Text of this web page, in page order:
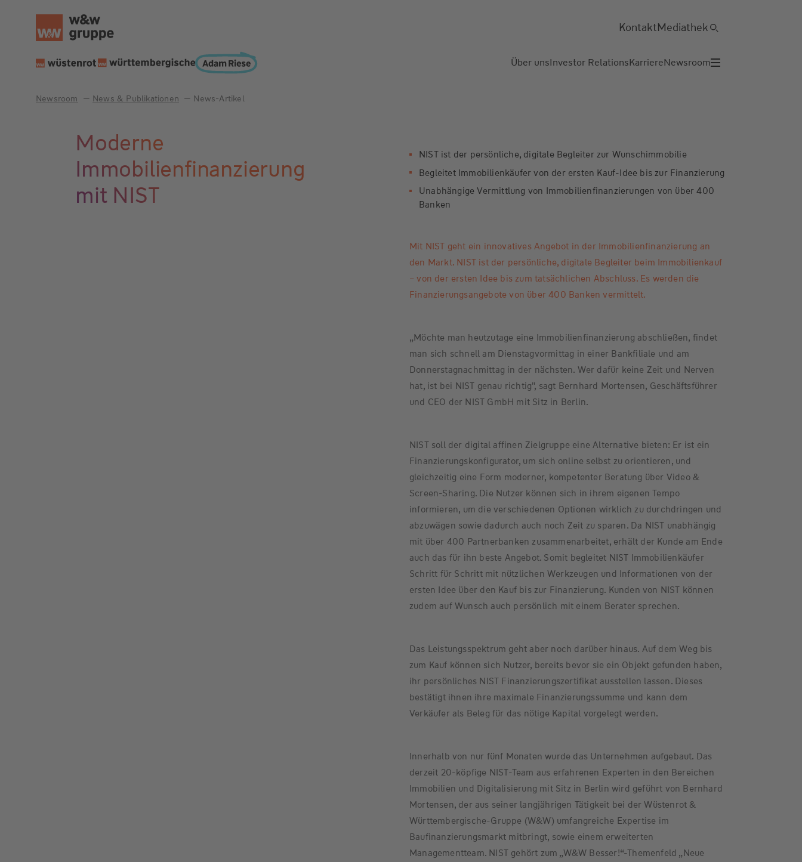
Über unsInvestor RelationsKarriereNewsroom
KontaktMediathek
Newsroom News & Publikationen News-Artikel
Moderne
Immobilienfinanzierung
mit NIST
NIST ist der persönliche, digitale Begleiter zur Wunschimmobilie
Begleitet Immobilienkäufer von der ersten Kauf-Idee bis zur Finanzierung
Unabhängige Vermittlung von Immobilienfinanzierungen von über 400
Banken
Mit NIST geht ein innovatives Angebot in der Immobilienfinanzierung an
den Markt. NIST ist der persönliche, digitale Begleiter beim Immobilienkauf
– von der ersten Idee bis zum tatsächlichen Abschluss. Es werden die
Finanzierungsangebote von über 400 Banken vermittelt.
„Möchte man heutzutage eine Immobilienfinanzierung abschließen, findet
man sich schnell am Dienstagvormittag in einer Bankfiliale und am
Donnerstagnachmittag in der nächsten. Wer dafür keine Zeit und Nerven
hat, ist bei NIST genau richtig", sagt Bernhard Mortensen, Geschäftsführer
und CEO der NIST GmbH mit Sitz in Berlin.
NIST soll der digital affinen Zielgruppe eine Alternative bieten: Er ist ein
Finanzierungskonfigurator, um sich online selbst zu orientieren, und
gleichzeitig eine Form moderner, kompetenter Beratung über Video &
Screen-Sharing. Die Nutzer können sich in ihrem eigenen Tempo
informieren, um die verschiedenen Optionen wirklich zu durchdringen und
abzuwägen sowie dadurch auch noch Zeit zu sparen. Da NIST unabhängig
mit über 400 Partnerbanken zusammenarbeitet, erhält der Kunde am Ende
auch das für ihn beste Angebot. Somit begleitet NIST Immobilienkäufer
Schritt für Schritt mit nützlichen Werkzeugen und Informationen von der
ersten Idee über den Kauf bis zur Finanzierung. Kunden von NIST können
zudem auf Wunsch auch persönlich mit einem Berater sprechen.
Das Leistungsspektrum geht aber noch darüber hinaus. Auf dem Weg bis
zum Kauf können sich Nutzer, bereits bevor sie ein Objekt gefunden haben,
ihr persönliches NIST Finanzierungszertifikat ausstellen lassen. Dieses
bestätigt ihnen ihre maximale Finanzierungssumme und kann dem
Verkäufer als Beleg für das nötige Kapital vorgelegt werden.
Innerhalb von nur fünf Monaten wurde das Unternehmen aufgebaut. Das
derzeit 20-köpfige NIST-Team aus erfahrenen Experten in den Bereichen
Immobilien und Digitalisierung mit Sitz in Berlin wird geführt von Bernhard
Mortensen, der aus seiner langjährigen Tätigkeit bei der Wüstenrot &
Württembergische-Gruppe (W&W) umfangreiche Expertise im
Baufinanzierungsmarkt mitbringt, sowie einem erweiterten
Managementteam. NIST gehört zum „W&W Besser!“-Themenfeld „Neue